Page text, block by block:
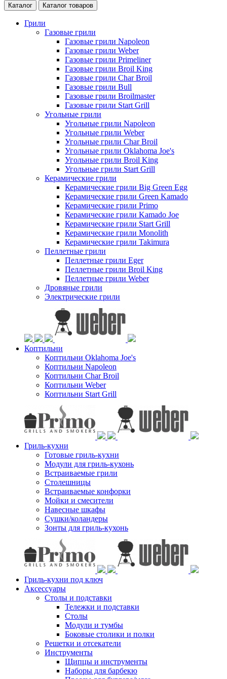
Каталог Каталог товаров
Грили
Газовые грили
Газовые грили Napoleon
Газовые грили Weber
Газовые грили Primeliner
Газовые грили Broil King
Газовые грили Char Broil
Газовые грили Bull
Газовые грили Broilmaster
Газовые грили Start Grill
Угольные грили
Угольные грили Napoleon
Угольные грили Weber
Угольные грили Char Broil
Угольные грили Oklahoma Joe's
Угольные грили Broil King
Угольные грили Start Grill
Керамические грили
Керамические грили Big Green Egg
Керамические грили Green Kamado
Керамические грили Primo
Керамические грили Kamado Joe
Керамические грили Start Grill
Керамические грили Monolith
Керамические грили Takimura
Пеллетные грили
Пеллетные грили Eger
Пеллетные грили Broil King
Пеллетные грили Weber
Дровяные грили
Электрические грили
Коптильни
Коптильни Oklahoma Joe's
Коптильни Napoleon
Коптильни Char Broil
Коптильни Weber
Коптильни Start Grill
Гриль-кухни
Готовые гриль-кухни
Модули для гриль-кухонь
Встраиваемые грили
Столешницы
Встраиваемые конфорки
Мойки и смесители
Навесные шкафы
Сушки/коландеры
Зонты для гриль-кухонь
Гриль-кухни под ключ
Аксессуары
Столы и подставки
Тележки и подставки
Столы
Модули и тумбы
Боковые столики и полки
Решетки и отсекатели
Инструменты
Щипцы и инструменты
Наборы для барбекю